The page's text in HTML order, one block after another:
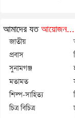
আমাদের যত আয়োজন...
জাতীয়
প্রবাস
সুনামগঞ্জ
মতামত
শিল্প-সাহিত্য
চিত্র বিচিত্র